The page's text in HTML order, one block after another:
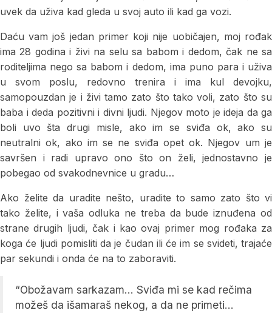
uvek da uživa kad gleda u svoj auto ili kad ga vozi.
Daću vam još jedan primer koji nije uobičajen, moj rođak
ima 28 godina i živi na selu sa babom i dedom, čak ne sa
roditeljima nego sa babom i dedom, ima puno para i uživa
u svom poslu, redovno trenira i ima kul devojku,
samopouzdan je i živi tamo zato što tako voli, zato što su
baba i deda pozitivni i divni ljudi. Njegov moto je ideja da ga
boli uvo šta drugi misle, ako im se sviđa ok, ako su
neutralni ok, ako im se ne sviđa opet ok. Njegov um je
savršen i radi upravo ono što on želi, jednostavno je
pobegao od svakodnevnice u gradu…
Ako želite da uradite nešto, uradite to samo zato što vi
tako želite, i vaša odluka ne treba da bude iznuđena od
strane drugih ljudi, čak i kao ovaj primer mog rođaka za
koga će ljudi pomisliti da je čudan ili će im se svideti, trajaće
par sekundi i onda će na to zaboraviti.
“Obožavam sarkazam… Sviđa mi se kad rečima
možeš da išamaraš nekog, a da ne primeti…